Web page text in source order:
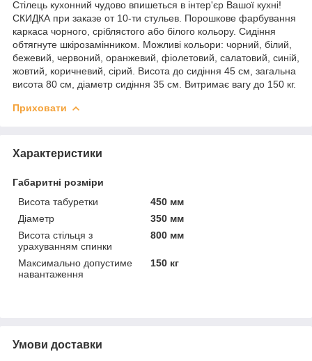
Стілець кухонний чудово впишеться в інтер'єр Вашої кухні!
СКИДКА при заказе от 10-ти стульев. Порошкове фарбування
каркаса чорного, сріблястого або білого кольору. Сидіння
обтягнуте шкірозамінником. Можливі кольори: чорний, білий,
бежевий, червоний, оранжевий, фіолетовий, салатовий, синій,
жовтий, коричневий, сірий. Висота до сидіння 45 см, загальна
висота 80 см, діаметр сидіння 35 см. Витримає вагу до 150 кг.
Приховати
Характеристики
Габаритні розміри
Висота табуретки
450 мм
Діаметр
350 мм
Висота стільця з
урахуванням спинки
800 мм
Максимально допустиме
навантаження
150 кг
Умови доставки